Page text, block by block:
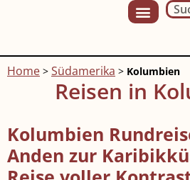
Home > Südamerika > Kolumbien
Reisen in
Kolumbien
Anden zur